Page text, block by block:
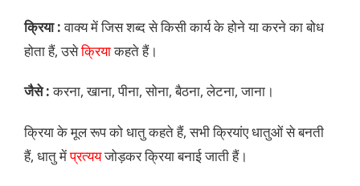
क्रिया :वाक्य में जिस शब्द से किसी कार्य के होने या करने का बोध
होता हैं, उसेक्रियाकहते हैं।
जैसे :करना, खाना, पीना, सोना, बैठना, लेटना, जाना।
क्रिया के मूल रूप को धातु कहते हैं, सभी क्रियांए धातुओं से बनती
हैं, धातु मेंप्रत्ययजोड़कर क्रिया बनाई जाती हैं।